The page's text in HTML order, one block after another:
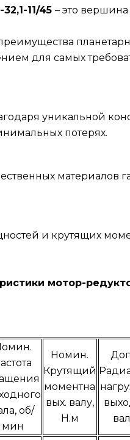
11/45 – это
для самых
уникальной
потерях.
и крутящих
об/
мин
Номин.
Крутящий
моментна
вых. валу,
Н.м